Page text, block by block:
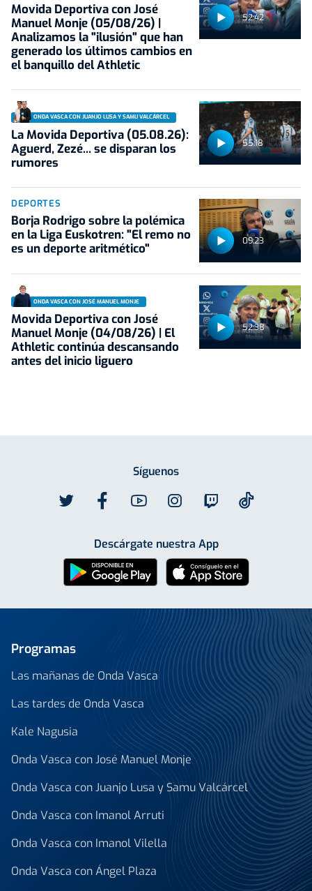
52:42
Movida Deportiva con José
Manuel Monje (05/08/26) |
Analizamos la "ilusión" que han
generado los últimos cambios en
el banquillo del Athletic
55:18
ONDA VASCA CON JUANJO LUSA Y SAMU VALCÁRCEL
La Movida Deportiva (05.08.26):
Aguerd, Zezé... se disparan los
rumores
09:23
DEPORTES
Borja Rodrigo sobre la polémica
en la Liga Euskotren: "El remo no
es un deporte aritmético"
52:38
ONDA VASCA CON JOSÉ MANUEL MONJE
Movida Deportiva con José
Manuel Monje (04/08/26) | El
Athletic continúa descansando
antes del inicio liguero
Síguenos
Descárgate nuestra App
Programas
Las mañanas de Onda Vasca
Las tardes de Onda Vasca
Kale Nagusia
Onda Vasca con José Manuel Monje
Onda Vasca con Juanjo Lusa y Samu Valcárcel
Onda Vasca con Imanol Arruti
Onda Vasca con Imanol Vilella
Onda Vasca con Ángel Plaza